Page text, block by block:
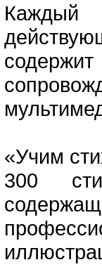
Каждый
«Учим
300